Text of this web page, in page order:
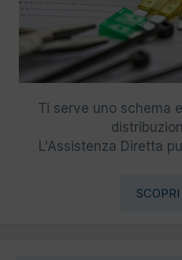
Ti serve uno schema
L'Assistenza Diretta